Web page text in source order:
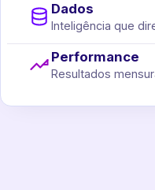
Dados
Inteligência que
Performance
Resultados